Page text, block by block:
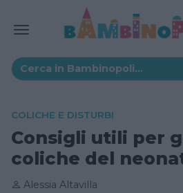
COLICHE E DISTURBI
Consigli utili per
coliche del
Alessia Altavilla